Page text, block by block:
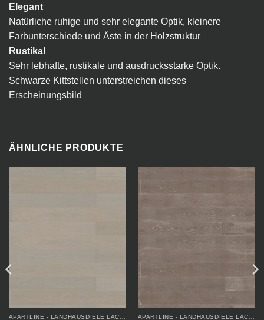
Elegant
Natürliche ruhige und sehr elegante Optik, kleinere
Farbunterschiede und Äste in der Holzstruktur
Rustikal
Sehr lebhafte, rustikale und ausdrucksstarke Optik.
Schwarze Kittstellen unterstreichen dieses
Erscheinungsbild
ÄHNLICHE PRODUKTE
APARTLINE - LANDHAUSDIELE LACKIERT APARTLINE - LANDHAUSDIELE LACKIERT